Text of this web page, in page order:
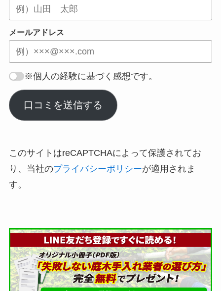
メールアドレス
※個人の経験に基づく感想です。
口コミを送信する
このサイトはreCAPTCHAによって保護されてお
り、当社のプライバシーポリシーが適用されま
す。